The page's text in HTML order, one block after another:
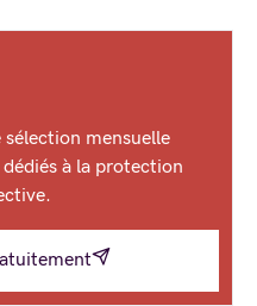
mensuelle
dédiés à la protection